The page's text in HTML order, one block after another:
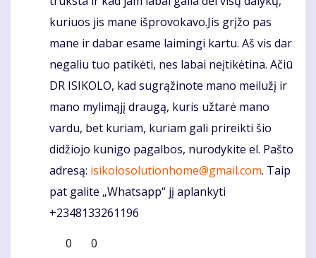
kuriuos jis mane išprovokavo.Jis grįžo pas
mane ir dabar esame laimingi kartu. Aš vis dar
negaliu tuo patikėti, nes labai neįtikėtina. Ačiū
DR ISIKOLO, kad sugrąžinote mano meilužį ir
mano mylimąjį draugą, kuris užtarė mano
vardu, bet kuriam, kuriam gali prireikti šio
didžiojo kunigo pagalbos, nurodykite el. Pašto
adresą: isikolosolutionhome@gmail.com. Taip
pat galite „Whatsapp“ jį aplankyti
+2348133261196
0
0